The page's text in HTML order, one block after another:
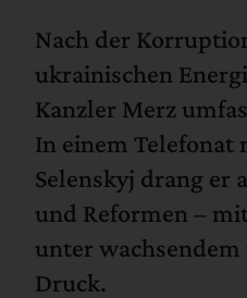
Nach der
ukrainischen
Kanzler Merz
In einem Telefonat
Selenskyj drang er
und Reformen –
unter
Druck.